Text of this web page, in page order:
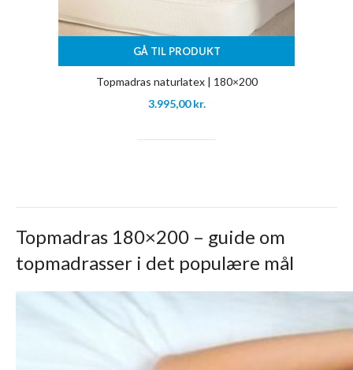
GÅ TIL PRODUKT
Topmadras naturlatex | 180×200
3.995,00kr.
Topmadras 180×200 – guide om
topmadrasser i det populære mål